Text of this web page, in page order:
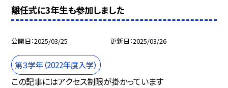
離任式に3年生も参加しました
公開日 2025/03/25 更新日 2025/03/26
第３学年（2022年度入学）
この記事にはアクセス制限が掛かっています